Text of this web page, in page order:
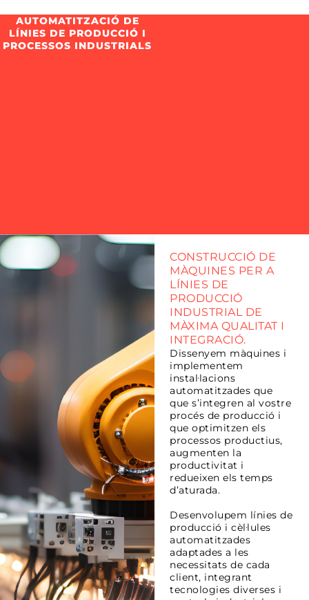
AUTOMATITZACIÓ DE
LÍNIES DE PRODUCCIÓ I
PROCESSOS INDUSTRIALS
CONSTRUCCIÓ DE
MÀQUINES PER A
LÍNIES DE
PRODUCCIÓ
INDUSTRIAL DE
MÀXIMA QUALITAT I
INTEGRACIÓ.
Dissenyem màquines i
implementem
instal·lacions
automatitzades que
que s’integren al vostre
procés de producció i
que optimitzen els
processos productius,
augmenten la
productivitat i
redueixen els temps
d’aturada.
Desenvolupem línies de
producció i cèl·lules
automatitzades
adaptades a les
necessitats de cada
client, integrant
tecnologies diverses i